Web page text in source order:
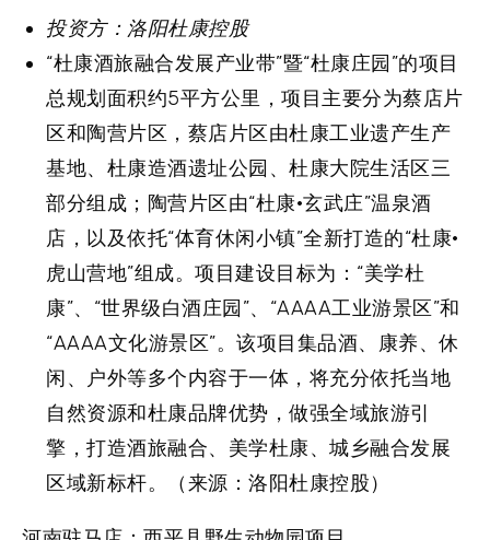
投资方：洛阳杜康控股
“杜康酒旅融合发展产业带”暨“杜康庄园”的项目
总规划面积约5平方公里，项目主要分为蔡店片
区和陶营片区，蔡店片区由杜康工业遗产生产
基地、杜康造酒遗址公园、杜康大院生活区三
部分组成；陶营片区由“杜康·玄武庄”温泉酒
店，以及依托“体育休闲小镇”全新打造的“杜康·
虎山营地”组成。项目建设目标为：“美学杜
康”、“世界级白酒庄园”、“AAAA工业游景区”和
“AAAA文化游景区”。该项目集品酒、康养、休
闲、户外等多个内容于一体，将充分依托当地
自然资源和杜康品牌优势，做强全域旅游引
擎，打造酒旅融合、美学杜康、城乡融合发展
区域新标杆。（来源：洛阳杜康控股）